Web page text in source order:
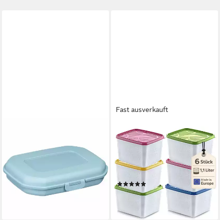
Brotdose/Snackbox, mit Klick-
Verschluss, Höhe: ca. 3,7 cm,
Blau, PP
5,99 € UVP7,49 €
Fast ausverkauft
ANNASTORE
Vorratsdose Hochwertige
Tiefkühldosen - Gefrierdosen
- Tiefkühlboxen, von -20°C bis
+ 100°C - Gefrierboxen
Luftdicht
ab 14,99 €